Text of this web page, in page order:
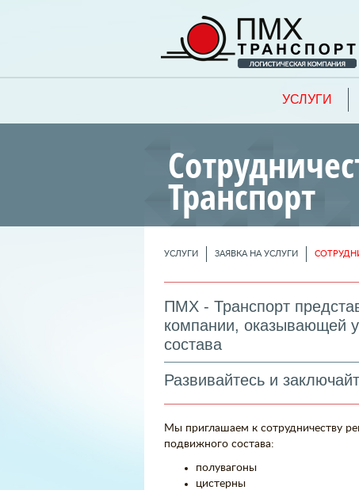
УСЛУГИ
Транспорт
УСЛУГИ ЗАЯВКА НА УСЛУГИ
ПМХ - Транспорт
компании, оказывающей
состава
Развивайтесь и
Мы приглашаем к сотрудничеству
подвижного состава:
полувагоны
цистерны